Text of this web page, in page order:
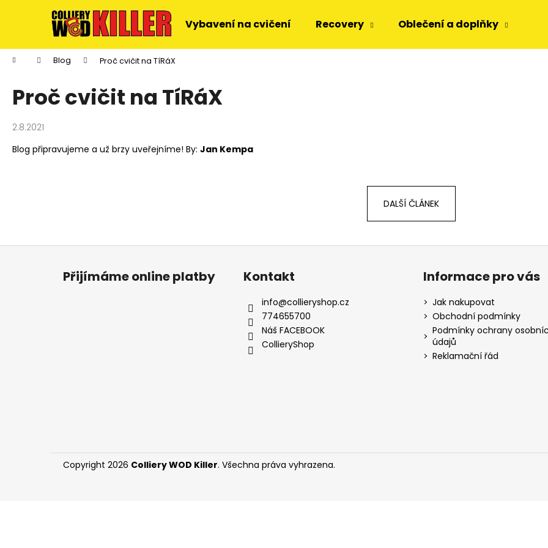
Vybavení na cvičení Recovery Oblečení a doplňky
Domů Blog Proč cvičit na TíRáX
Proč cvičit na TíRáX
2.8.2021
Blog připravujeme a už brzy uveřejníme! By: Jan Kempa
DALŠÍ ČLÁNEK
í
Zpět
do
obchodu
Zpět
do
obchodu
Z
Přijímáme online platby Kontakt
info@collieryshop.cz
774655700
Náš FACEBOOK
CollieryShop
Informace pro vás
Jak nakupovat
Obchodní podmínky
Podmínky ochrany
údajů
Reklamační řád
Copyright 2026 Colliery WOD Killer. Všechna práva vyhrazena.